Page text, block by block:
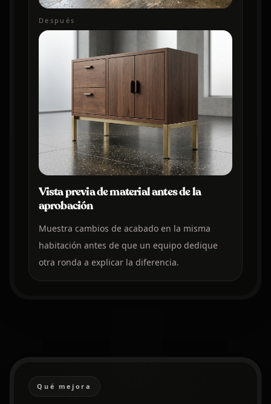
Después
Vista previa de material antes de la
aprobación
Muestra cambios de acabado en la misma
habitación antes de que un equipo dedique
otra ronda a explicar la diferencia.
Qué mejora